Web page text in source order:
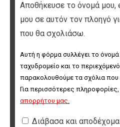
Αποθήκευσε το όνομά μου,
μου σε αυτόν τον πλοηγό
που θα σχολιάσω.
Αυτή η φόρμα συλλέγει το
ταχυδρομείο και το
παρακολουθούμε τα σχόλια που
Για περισσότερες πληροφορίες,
απορρήτου μας.
Διάβασα και